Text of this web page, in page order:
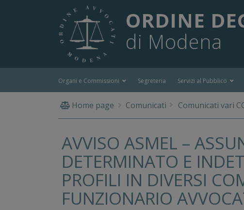
ORDINE
di Modena
Organi e Commissioni Segreteria Servizi al Pubblico
Home page Comunicati Comunicati vari
AVVISO ASMEL –
DETERMINATO E
PROFILI IN DIVERSI
FUNZIONARIO